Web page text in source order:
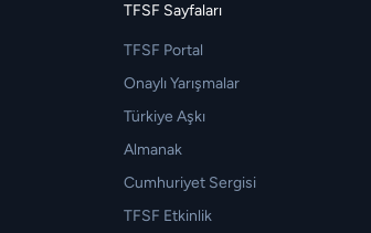
TFSF Sayfaları
TFSF Portal
Onaylı Yarışmalar
Türkiye Aşkı
Almanak
Cumhuriyet Sergisi
TFSF Etkinlik